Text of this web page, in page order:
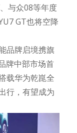
与众08等年度
GT也将空降
品牌启境携旗
牌中部市场首
载华为乾崑全
行，有望成为